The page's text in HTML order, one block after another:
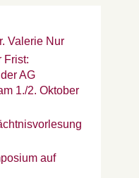
Valerie Nur
Frist:
AG
1./2. Oktober
auf